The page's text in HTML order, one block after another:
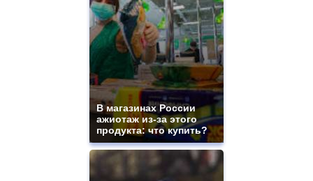
В магазинах России
ажиотаж из-за этого
продукта: что купить?